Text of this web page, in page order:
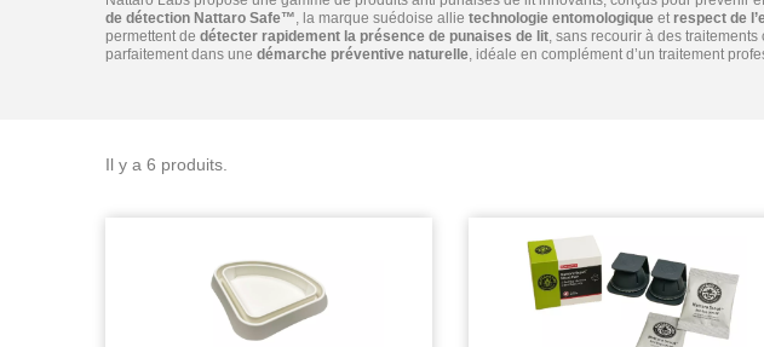
de détection Nattaro Safe™, la marque suédoise allie technologie entomologique et respect de
permettent de détecter rapidement la présence de punaises de lit, sans recourir à des
parfaitement dans une démarche préventive naturelle, idéale en complément d’un traitement
Il y a 6 produits.